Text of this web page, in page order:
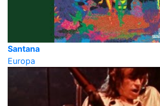
Santana
Europa